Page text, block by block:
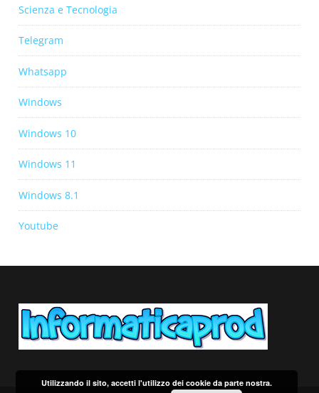
Scienza e Tecnologia
Telegram
Whatsapp
Windows
Windows 10
Windows 11
Windows 8.1
Youtube
Utilizzando il sito, accetti l'utilizzo dei cookie da parte nostra.